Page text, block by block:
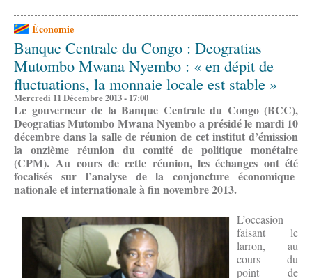
Économie
Banque Centrale du Congo : Deogratias
Mutombo Mwana Nyembo : « en dépit de
fluctuations, la monnaie locale est stable »
Mercredi 11 Décembre 2013 - 17:00
Le gouverneur de la Banque Centrale du Congo (BCC),
Deogratias Mutombo Mwana Nyembo a présidé le mardi 10
décembre dans la salle de réunion de cet institut d’émission
la onzième réunion du comité de politique monétaire
(CPM). Au cours de cette réunion, les échanges ont été
focalisés sur l’analyse de la conjoncture économique
nationale et internationale à fin novembre 2013.
L’occasion
faisant le
larron, au
cours du
point de